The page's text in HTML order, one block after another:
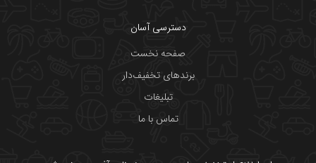
دسترسی آسان
صفحه نخست
برندهای تخفیف‌دار
تبلیغات
تماس با ما